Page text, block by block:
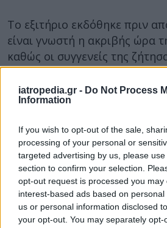
iatropedia.gr - Do Not Process
Information
If you wish to opt-out of the sale,
processing of your personal or
targeted advertising by us, please
section to confirm your selection.
opt-out request is processed you may
interest-based ads based on
us or personal information disclosed
your opt-out. You may separately
Το εξιτήριο εκδόθηκε πριν
είναι γνωστή η ακριβής ώρα
καθώς οι συγγενείς της
κάποιο ιατρικό ανακοινωθέν,
διακομίστηκε στο σπίτι της
μυστικότητα με ασθενοφόρο
Η επιστροφή της στο σπίτι
λογικό, αισιοδοξία τους
που θα την έχουν κοντά
σοβαρή και μεγάλη
Φωτογραφία:Eurokinissi